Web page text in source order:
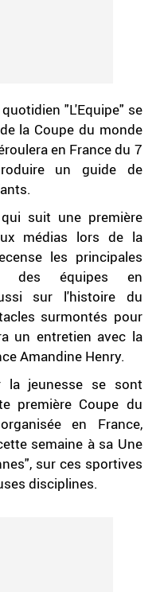
"L'Equipe" se
la Coupe du monde
en France du 7
un guide de
suit une première
médias lors de la
les principales
des équipes en
sur l'histoire du
surmontés pour
un entretien avec la
Amandine Henry.
la jeunesse se sont
première Coupe du
en France,
semaine à sa Une
sur ces sportives
disciplines.